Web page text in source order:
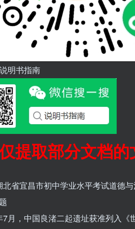
明书指南
提取部分文档
北省宜昌市初中学业水平考试道德
7月，中国良渚二起遗址获准列入《